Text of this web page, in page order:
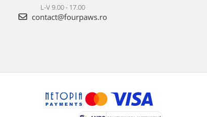
L-V 9.00 - 17.00
contact@fourpaws.ro